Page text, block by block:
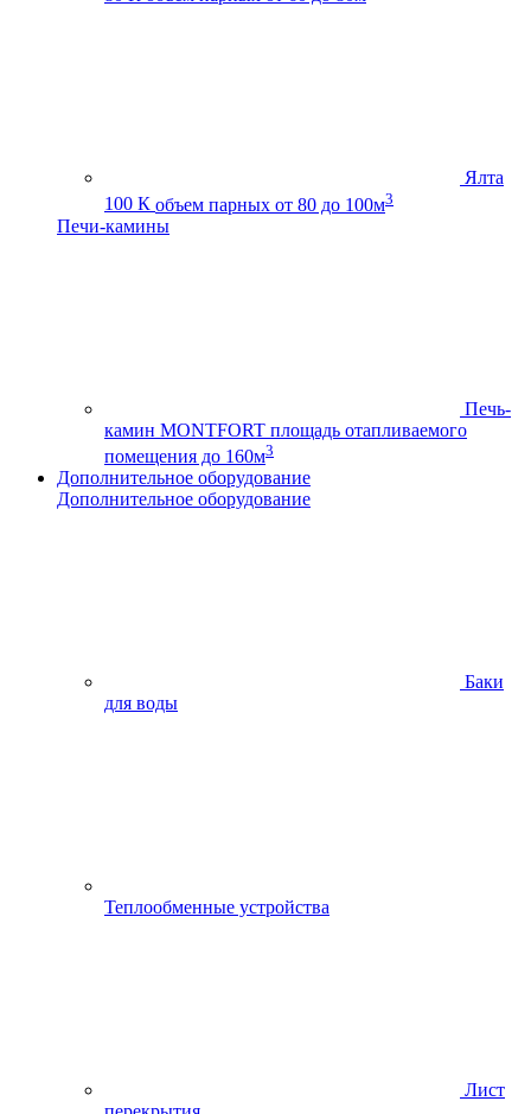
Ялта
100 К объем парных от 80 до 100м3
Печи-камины
Печь-
камин MONTFORT площадь отапливаемого
помещения до 160м3
Дополнительное оборудование
Дополнительное оборудование
Баки
для воды
Теплообменные устройства
Лист